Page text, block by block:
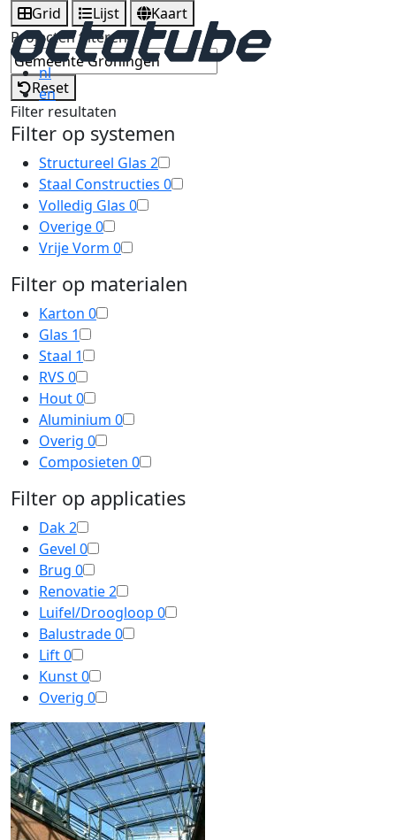
nl
en
Grid Lijst
Kaart
Projecten filteren
Reset
Filter resultaten
Filter op systemen
Structureel Glas 2
Staal Constructies 0
Volledig Glas 0
Overige0
Vrije Vorm 0
Filter op materialen
Karton 0
Glas 1
Staal 1
RVS 0
Hout0
Aluminium 0
Overig 0
Composieten 0
Filter op applicaties
Dak2
Gevel 0
Brug 0
Renovatie2
Luifel/Droogloop 0
Balustrade0
Lift0
Kunst0
Overig 0